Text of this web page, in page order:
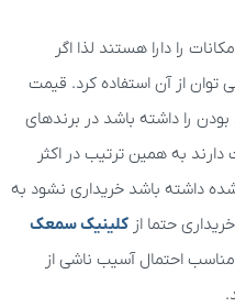
را دارا هستند لذا اگر
از آن استفاده کرد. قیمت
را داشته باشد در برندهای
قیمت دارند به همین ترتیب در اکثر
داشته باشد خریداری نشود به
حتما از کلینیک سمعک
احتمال آسیب ناشی از